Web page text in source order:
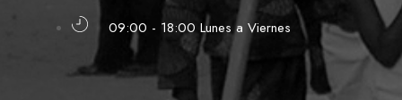
09:00 - 18:00 Lunes a Viernes